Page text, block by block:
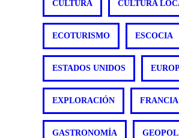
CULTURA CULTURA
ECOTURISMO ESCOCIA
ESTADOS UNIDOS
EXPLORACIÓN FRANCIA
GASTRONOMÍA